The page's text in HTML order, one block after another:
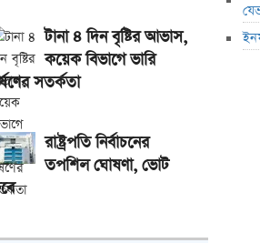
টানা ৪ দিন বৃষ্টির আভাস,
কয়েক বিভাগে ভারি
সতর্কতা
রাষ্ট্রপতি নির্বাচনের
তপশিল ঘোষণা, ভোট